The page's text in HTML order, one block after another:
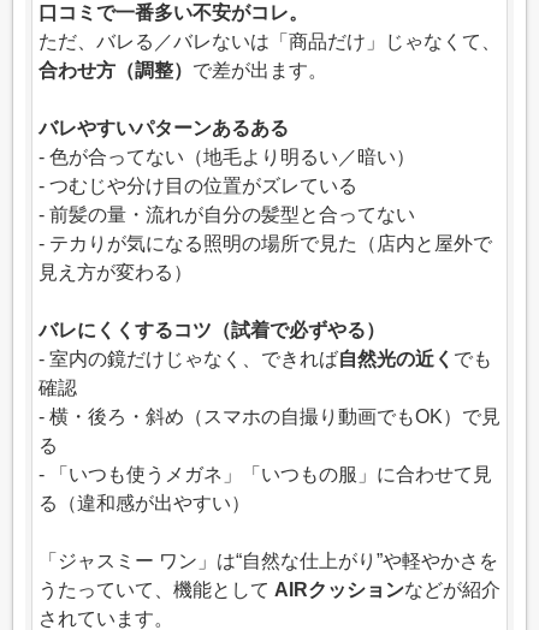
口コミで一番多い不安がコレ。
ただ、バレる／バレないは「商品だけ」じゃなくて、
合わせ方（調整） で差が出ます。
バレやすいパターンあるある
- 色が合ってない（地毛より明るい／暗い）
- つむじや分け目の位置がズレている
- 前髪の量・流れが自分の髪型と合ってない
- テカりが気になる照明の場所で見た（店内と屋外で
見え方が変わる）
バレにくくするコツ（試着で必ずやる）
- 室内の鏡だけじゃなく、できれば自然光の近く でも
確認
- 横・後ろ・斜め（スマホの自撮り動画でもOK）で見
る
- 「いつも使うメガネ」「いつもの服」に合わせて見
る（違和感が出やすい）
「ジャスミー ワン」は“自然な仕上がり”や軽やかさを
うたっていて、機能として AIRクッションなどが紹介
されています。